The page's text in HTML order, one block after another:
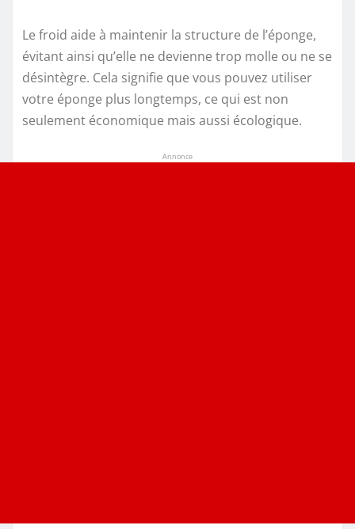
Le froid aide à maintenir la structure de l’éponge,
évitant ainsi qu’elle ne devienne trop molle ou ne se
désintègre. Cela signifie que vous pouvez utiliser
votre éponge plus longtemps, ce qui est non
seulement économique mais aussi écologique.
Annonce